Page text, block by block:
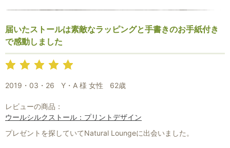
なぁと夢見ております。
これからも素敵なストールを沢山紹介して下さい。
届いたストールは素敵なラッピングと手書きのお手紙付き
で感動しました
2019・03・26 Y・A 様 女性 62歳
レビューの商品：
ウールシルクストール：プリントデザイン
プレゼントを探していてNatural Loungeに出会いました。